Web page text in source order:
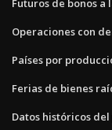
Futuros de bonos a
Operaciones con
Países por
Ferias de bienes
Datos históricos